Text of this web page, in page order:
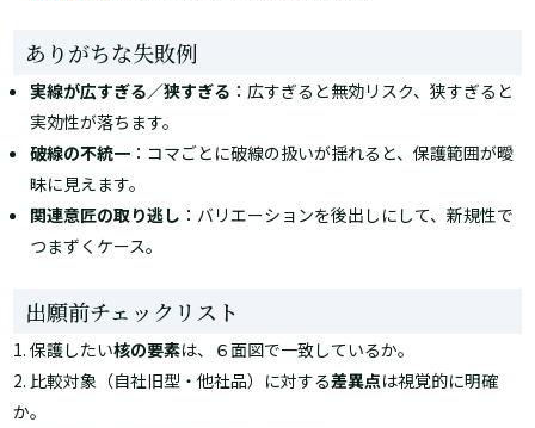
ありがちな失敗例
実線が広すぎる／狭すぎる ：広すぎると無効リスク、狭すぎると
実効性が落ちます。
破線の不統一 ：コマごとに破線の扱いが揺れると、保護範囲が曖
昧に見えます。
関連意匠の取り逃し ：バリエーションを後出しにして、新規性で
つまずくケース。
出願前チェックリスト
保護したい核の要素は、６面図で一致しているか。
比較対象（自社旧型・他社品）に対する差異点は視覚的に明確
か。